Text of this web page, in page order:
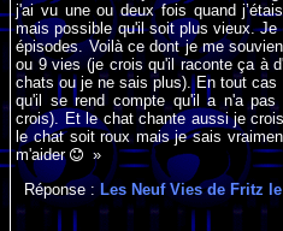
j'ai vu une ou deux fois quand
mais possible qu'il soit plus vieux.
épisodes. Voilà ce dont je me
ou 9 vies (je crois qu'il raconte ça à
chats ou je ne sais plus). En tout
qu'il se rend compte qu'il a n'a
crois). Et le chat chante aussi je
le chat soit roux mais je sais
m'aider
»
Réponse : Les Neuf Vies de Fritz